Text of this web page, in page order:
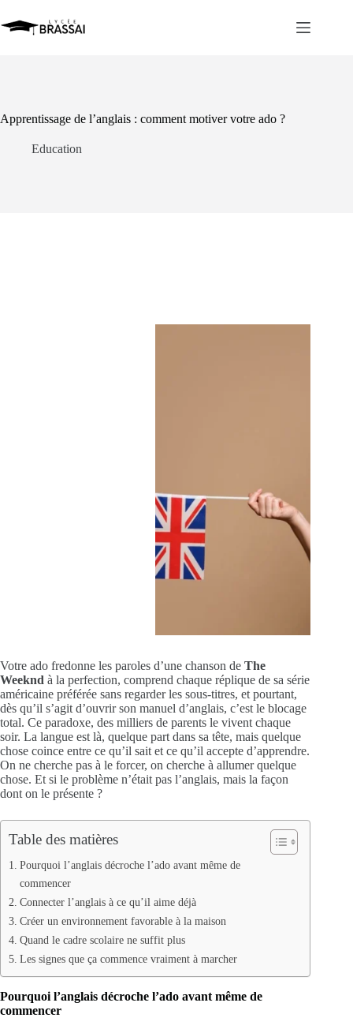
au
contenu
Apprentissage de l’anglais : comment motiver votre ado ?
Education
Votre ado fredonne les paroles d’une chanson de The
Weeknd à la perfection, comprend chaque réplique de sa série
américaine préférée sans regarder les sous-titres, et pourtant,
dès qu’il s’agit d’ouvrir son manuel d’anglais, c’est le blocage
total. Ce paradoxe, des milliers de parents le vivent chaque
soir. La langue est là, quelque part dans sa tête, mais quelque
chose coince entre ce qu’il sait et ce qu’il accepte d’apprendre.
On ne cherche pas à le forcer, on cherche à allumer quelque
chose. Et si le problème n’était pas l’anglais, mais la façon
dont on le présente ?
Table des matières
Pourquoi l’anglais décroche l’ado avant même de
commencer
Connecter l’anglais à ce qu’il aime déjà
Créer un environnement favorable à la maison
Quand le cadre scolaire ne suffit plus
Les signes que ça commence vraiment à marcher
Pourquoi l’anglais décroche l’ado avant même de
commencer